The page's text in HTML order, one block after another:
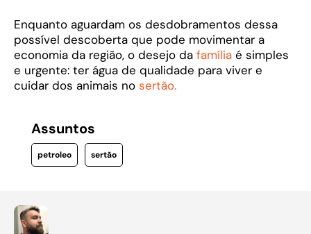
Enquanto aguardam os desdobramentos dessa
possível descoberta que pode movimentar a
economia da região, o desejo da família é simples
e urgente: ter água de qualidade para viver e
cuidar dos animais no sertão.
Assuntos
petroleo sertão